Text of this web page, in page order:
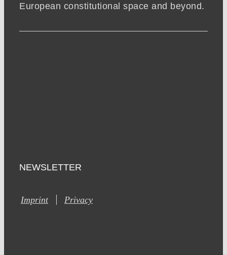
European constitutional space and beyond.
NEWSLETTER
Imprint Privacy